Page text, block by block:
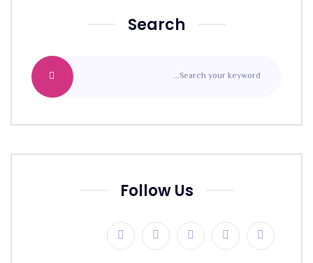
Search
Follow Us